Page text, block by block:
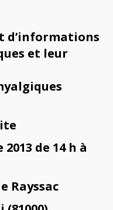
d’informations
et leur
de 14 h à
Rayssac